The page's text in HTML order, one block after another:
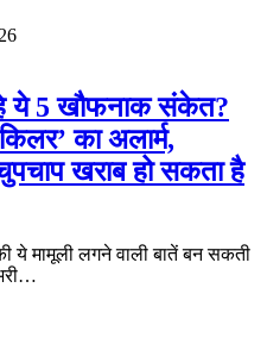
ये 5 खौफनाक संकेत?
का अलार्म,
खराब हो सकता है
ये मामूली लगने वाली बातें बन सकती